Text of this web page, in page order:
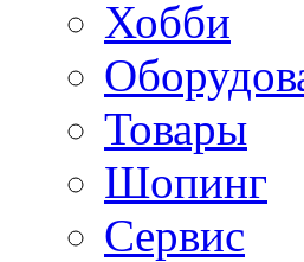
Хобби
Товары
Шопинг
Сервис